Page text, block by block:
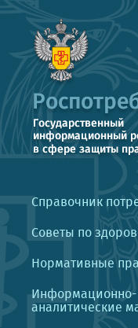
Справочник
Советы по
Нормативные
Информационно-
аналитические